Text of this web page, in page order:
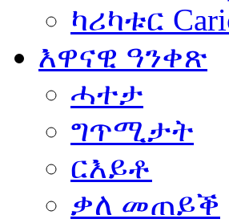
ካሪካቱር
እዋናዊ ዓንቀጽ
ሓተታ
ግጥሚታት
ርእይቶ
ቃለ መጠይቕ